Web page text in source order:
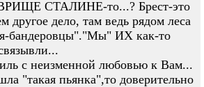
СТАЛИНЕ-то...? Брест-это
другое дело, там ведь рядом леса
бандеровцы"."Мы" ИХ как-то
с неизменной любовью к Вам...
"такая пьянка",то доверительно